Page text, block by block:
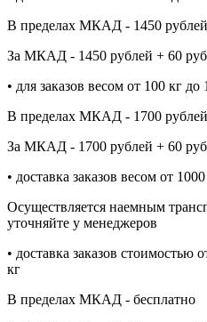
В пределах МКАД - 1450 рублей
За МКАД - 1450 рублей + 60
• для заказов весом от 100 кг до
В пределах МКАД - 1700 рублей
За МКАД - 1700 рублей + 60
• доставка заказов весом от
Осуществляется наемным
уточняйте у менеджеров
• доставка заказов стоимостью
кг
В пределах МКАД - бесплатно